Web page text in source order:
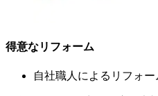
得意なリフォーム
自社職人によるリフォー